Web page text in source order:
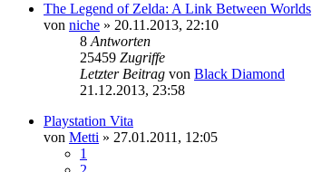
The Legend of Zelda: A Link Between Worlds
von niche » 20.11.2013, 22:10
8Antworten
25459 Zugriffe
Letzter Beitrag von Black Diamond
21.12.2013, 23:58
Playstation Vita
von Metti » 27.01.2011, 12:05
1